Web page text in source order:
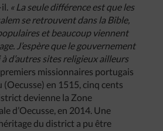
« La seule différence est que les
se retrouvent dans la Bible,
et beaucoup viennent
J’espère que le gouvernement
à d’autres sites religieux ailleurs
premiers missionnaires portugais
(Oecusse) en 1515, cinq cents
devienne la Zone
d’Oecusse, en 2014. Une
du district a pu être